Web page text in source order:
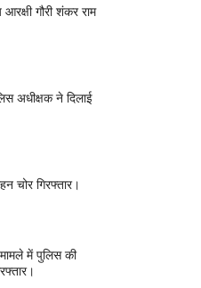
आरक्षी गौरी शंकर राम
अधीक्षक ने दिलाई
चोर गिरफ्तार।
में पुलिस की